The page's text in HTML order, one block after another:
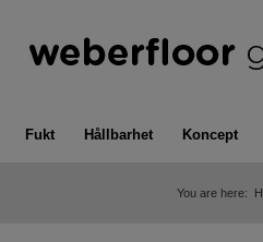
Fukt Hållbarhet Koncept
You are here: